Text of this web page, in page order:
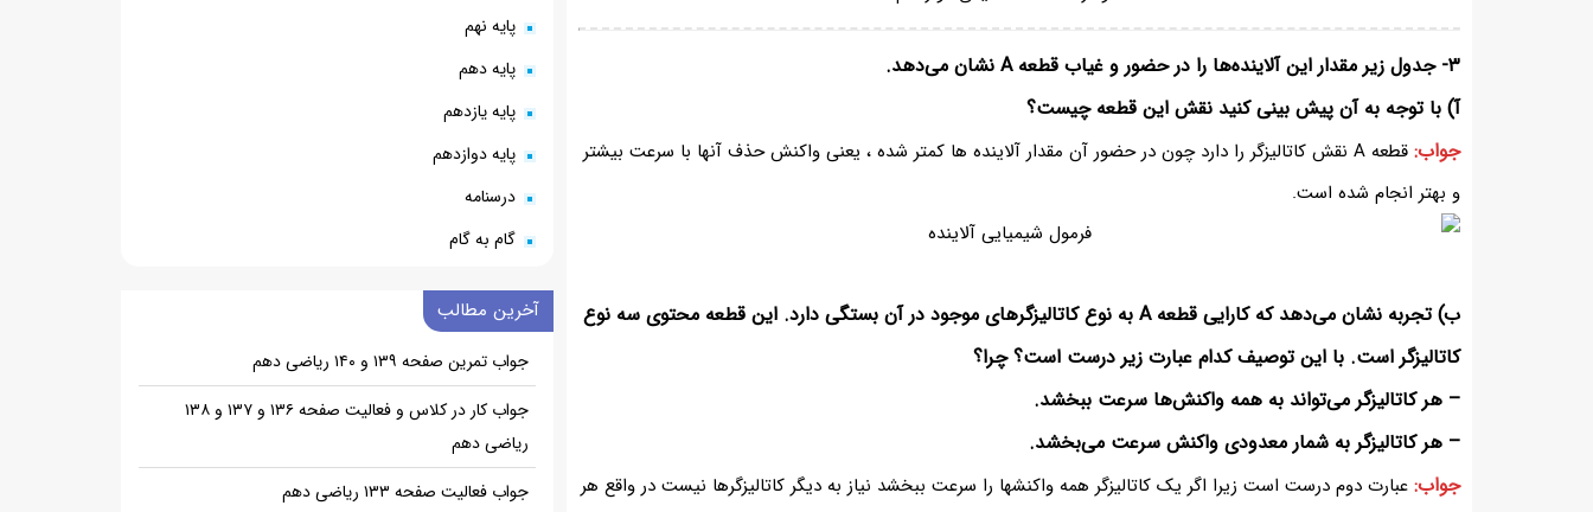
۳- جدول زیر مقدار این آلاینده‌ها را در حضور و غیاب قطعه A نشان می‌دهد.
آ) با توجه به آن پیش بینی کنید نقش این قطعه چیست؟
جواب:
قطعه A نقش کاتالیزگر را دارد چون در حضور آن مقدار آلاینده ها کمتر شده ، یعنی واکنش حذف آنها با سرعت بیشتر
و بهتر انجام شده است.
ب) تجربه نشان می‌دهد که کارایی قطعه A به نوع کاتالیزگرهای موجود در آن بستگی دارد. این قطعه محتوی سه نوع
کاتالیزگر است. با این توصیف کدام عبارت زیر درست است؟ چرا؟
– هر کاتالیزگر می‌تواند به همه واکنش‌ها سرعت ببخشد.
– هر کاتالیزگر به شمار معدودی واکنش سرعت می‌بخشد.
جواب: عبارت دوم درست است زیرا اگر یک کاتالیزگر همه واکنشها را سرعت ببخشد نیاز به دیگر کاتالیزگرها نیست در واقع هر
پایه نهم
پایه دهم
پایه یازدهم
پایه دوازدهم
درسنامه
گام به گام
آخرین مطالب
جواب تمرین صفحه ۱۳۹ و ۱۴۰ ریاضی دهم
جواب کار در کلاس و فعالیت صفحه ۱۳۶ و ۱۳۷ و ۱۳۸
ریاضی دهم
جواب فعالیت صفحه ۱۳۳ ریاضی دهم